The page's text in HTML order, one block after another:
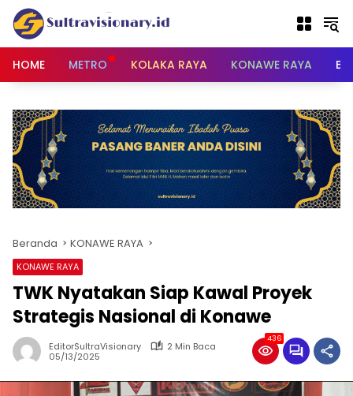
Langsung
konten
HOME
METRO KOLAKA RAYA KONAWE RAYA
Beranda KONAWE RAYA
KONAWE RAYA
TWK Nyatakan Siap Kawal Proyek
Strategis Nasional di Konawe
EditorSultraVisionary
2 Min Baca
05/13/2025
436